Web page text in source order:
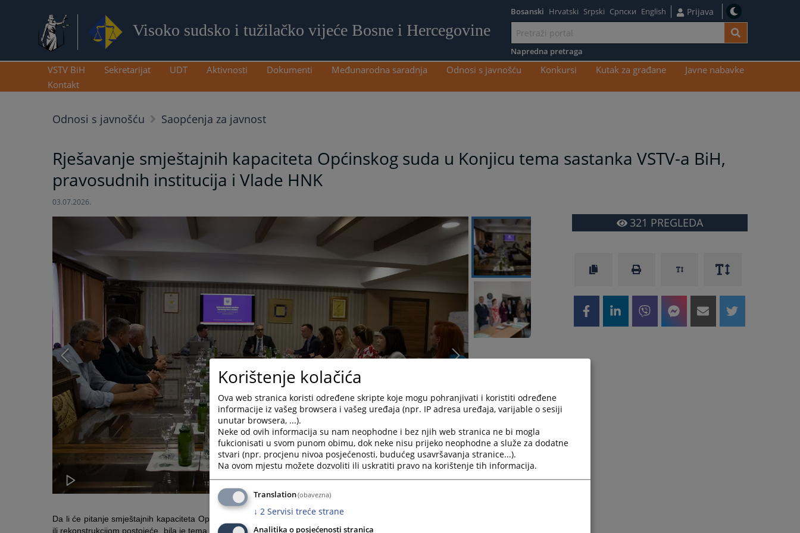
Visoko sudsko i tužilačko vijeće Bosne i Hercegovine
sadržaj
Bosanski Hrvatski Srpski Српски English Prijava
Napredna pretraga
VSTV BiH Sekretarijat UDT Aktivnosti Dokumenti Međunarodna saradnja Odnosi s javnošću Konkursi Kutak za građane
Javne nabavke
Kontakt
Odnosi s javnošću Saopćenja za javnost
Rješavanje smještajnih kapaciteta Općinskog suda u Konjicu tema sastanka VSTV-a BiH,
pravosudnih institucija i Vlade HNK
03.07.2026.
Da li će pitanje smještajnih kapaciteta Općinskog suda u Konjicu na novoj lokaciji biti riješeno izgradnjom potpuno nove zgrade
ili rekonstrukcijom postojeće, bila je tema u fokusu sastanka ravnateljice Tajništva Visokog sudbenog i tužiteljskog vijeća Bosne i
321 PREGLEDA
Korištenje kolačića
Ova web stranica koristi određene skripte koje mogu pohranjivati i koristiti određene
informacije iz vašeg browsera i vašeg uređaja (npr. IP adresa uređaja, varijable o sesiji
unutar browsera, ...).
Neke od ovih informacija su nam neophodne i bez njih web stranica ne bi mogla
fukcionisati u svom punom obimu, dok neke nisu prijeko neophodne a služe za dodatne
stvari (npr. procjenu nivoa posjećenosti, budućeg usavršavanja stranice...).
Na ovom mjestu možete dozvoliti ili uskratiti pravo na korištenje tih informacija.
Translation(obavezna)
↓ 2 Servisi treće strane
Analitika o posjećenosti stranica